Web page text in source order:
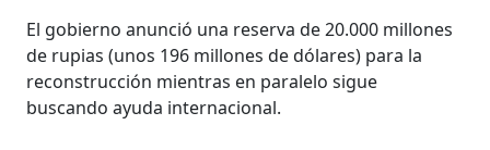
El gobierno anunció una reserva de 20.000 millones
de rupias (unos 196 millones de dólares) para la
reconstrucción mientras en paralelo sigue
buscando ayuda internacional.